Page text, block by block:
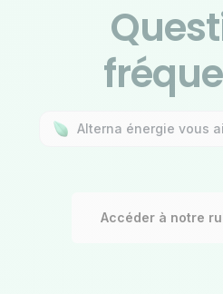
Alterna énergie vous
Accéder à notre